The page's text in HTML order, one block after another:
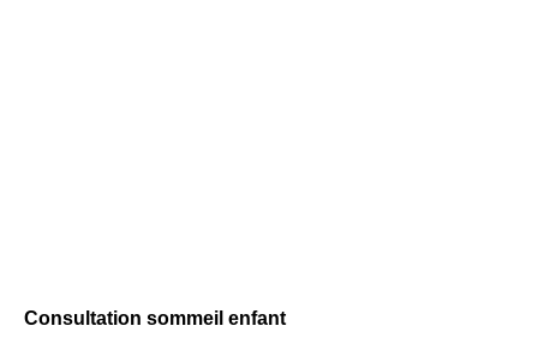
Consultation sommeil enfant